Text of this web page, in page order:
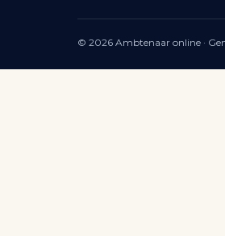
© 2026 Ambtenaar online ·